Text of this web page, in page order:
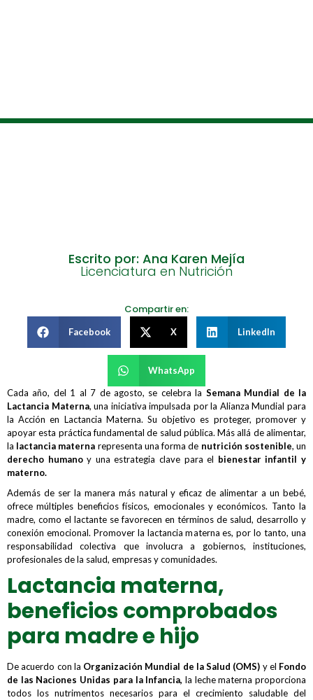
Escrito por: Ana Karen Mejía
Licenciatura en Nutrición
Compartir en:
Facebook X LinkedIn
WhatsApp
Cada año, del 1 al 7 de agosto, se celebra la Semana Mundial de la
Lactancia Materna, una iniciativa impulsada por la Alianza Mundial para
la Acción en Lactancia Materna. Su objetivo es proteger, promover y
apoyar esta práctica fundamental de salud pública. Más allá de alimentar,
la lactancia materna representa una forma de nutrición sostenible, un
derecho humanoy una estrategia clave para el bienestar infantil y
materno.
Además de ser la manera más natural y eficaz de alimentar a un bebé,
ofrece múltiples beneficios físicos, emocionales y económicos. Tanto la
madre, como el lactante se favorecen en términos de salud, desarrollo y
conexión emocional. Promover la lactancia materna es, por lo tanto, una
responsabilidad colectiva que involucra a gobiernos, instituciones,
profesionales de la salud, empresas y comunidades.
Lactancia materna,
beneficios comprobados
para madre e hijo
De acuerdo con la Organización Mundial de la Salud (OMS) y el Fondo
de las Naciones Unidas para la Infancia, la leche materna proporciona
todos los nutrimentos necesarios para el crecimiento saludable del